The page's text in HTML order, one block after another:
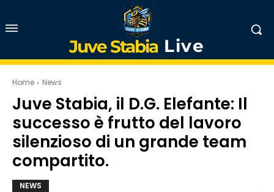
Juve Stabia Live
Home News
Juve Stabia, il D.G. Elefante: Il
successo è frutto del lavoro
silenzioso di un grande team
compartito.
NEWS